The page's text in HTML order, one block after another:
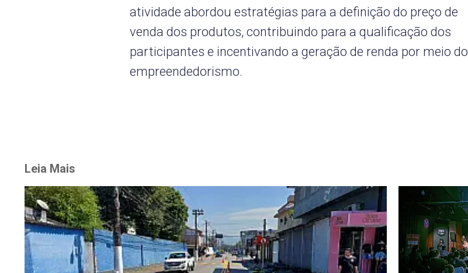
atividade abordou estratégias para a definição do preço de
venda dos produtos, contribuindo para a qualificação dos
participantes e incentivando a geração de renda por meio do
empreendedorismo.
Leia Mais